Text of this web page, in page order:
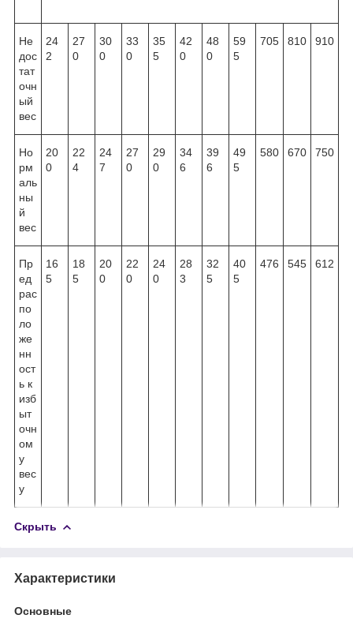
Не
дос
тат
очн
ый
вес
24
2
27
0
30
0
33
0
35
5
42
0
48
0
59
5
705 810 910
Но
рм
аль
ны
й
вес
20
0
22
4
24
7
27
0
29
0
34
6
39
6
49
5
580 670 750
Пр
ед
рас
по
ло
же
нн
ост
ь к
изб
ыт
очн
ом
у
вес
у
16
5
18
5
20
0
22
0
24
0
28
3
32
5
40
5
476 545 612
Скрыть
Характеристики
Основные